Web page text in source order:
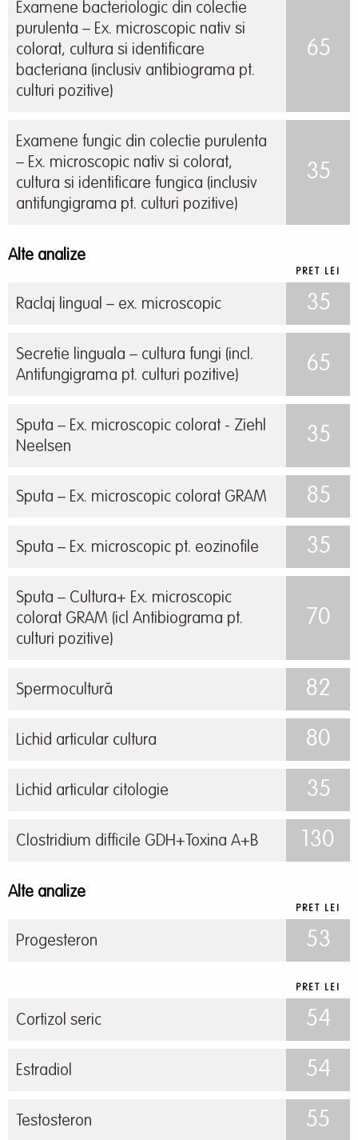
Examene bacteriologic din colectie
purulenta – Ex. microscopic nativ si
colorat, cultura si identificare
bacteriana (inclusiv antibiograma pt.
culturi pozitive)
65
Examene fungic din colectie purulenta
– Ex. microscopic nativ si colorat,
cultura si identificare fungica (inclusiv
antifungigrama pt. culturi pozitive)
35
Alte analize
PRET LEI
Raclaj lingual – ex. microscopic 35
Secretie linguala – cultura fungi (incl.
Antifungigrama pt. culturi pozitive)
65
Sputa – Ex. microscopic colorat - Ziehl
Neelsen
35
Sputa – Ex. microscopic colorat GRAM 85
Sputa – Ex. microscopic pt. eozinofile 35
Sputa – Cultura+ Ex. microscopic
colorat GRAM (icl Antibiograma pt.
culturi pozitive)
70
Spermocultură 82
Lichid articular cultura 80
Lichid articular citologie 35
Clostridium difficile GDH+Toxina A+B 130
Alte analize
PRET LEI
Progesteron 53
PRET LEI
Cortizol seric 54
Estradiol 54
Testosteron 55